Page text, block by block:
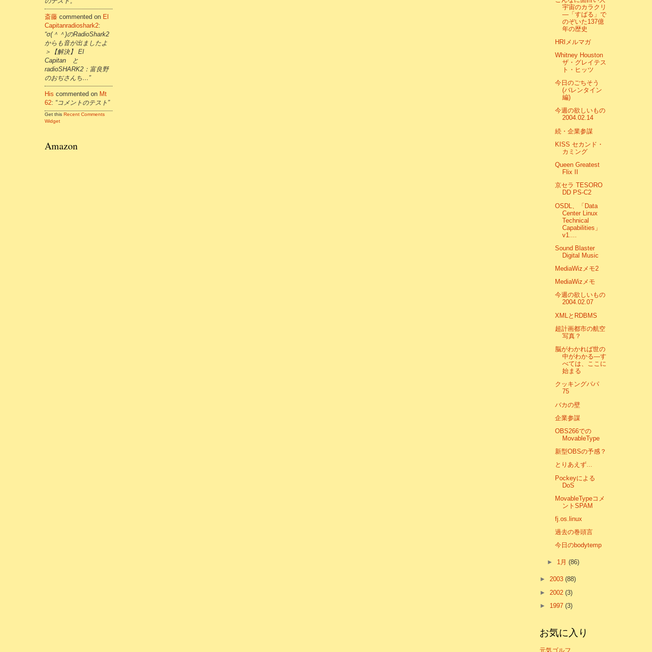
斎藤 commented on El
Capitanradioshark2:
“σ(＾＾)のRadioShark2
からも音が出ましたよ
＞【解決】 El
Capitan と
radioSHARK2：富良野
のおぢさんち…”
His commented on Mt
62: “コメントのテスト”
Get this Recent Comments
Widget
Amazon
宇宙のカラクリ
―「すばる」で
のぞいた137億
年の歴史
HRIメルマガ
Whitney Houston
ザ・グレイテス
ト・ヒッツ
今日のごちそう
(バレンタイン
編)
今週の欲しいもの
2004.02.14
続・企業参謀
KISS セカンド・
カミング
Queen Greatest
Flix II
京セラ TESORO
DD PS-C2
OSDL、「Data
Center Linux
Technical
Capabilities」
v1....
Sound Blaster
Digital Music
MediaWizメモ2
MediaWizメモ
今週の欲しいもの
2004.02.07
XMLとRDBMS
超計画都市の航空
写真？
脳がわかれば世の
中がわかる―す
べては、ここに
始まる
クッキングパパ
75
バカの壁
企業参謀
OBS266での
MovableType
新型OBSの予感？
とりあえず...
Pockeyによる
DoS
MovableTypeコメ
ントSPAM
fj.os.linux
過去の巻頭言
今日のbodytemp
► 1月(86)
► 2003 (88)
► 2002 (3)
► 1997 (3)
お気に入り
元気ゴルフ